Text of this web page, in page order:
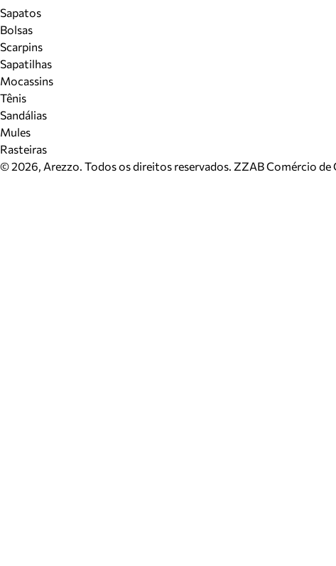
Sapatos
Bolsas
Scarpins
Sapatilhas
Mocassins
Tênis
Sandálias
Mules
Rasteiras
©2026, Arezzo. Todos os direitos reservados. ZZAB Comércio de